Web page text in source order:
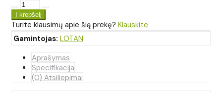
Turite klausimų apie šią prekę? Klauskite
Gamintojas: LOTAN
Aprašymas
Specifikacija
(0) Atsiliepimai